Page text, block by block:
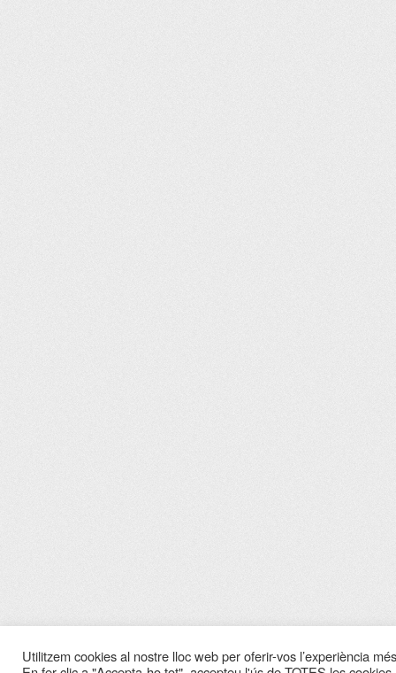
Utilitzem cookies al nostre lloc web per oferir-vos l’experiència